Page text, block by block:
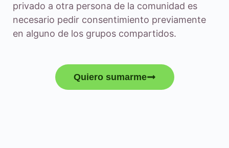
privado a otra persona de la comunidad es
necesario pedir consentimiento previamente
en alguno de los grupos compartidos.
Quiero sumarme